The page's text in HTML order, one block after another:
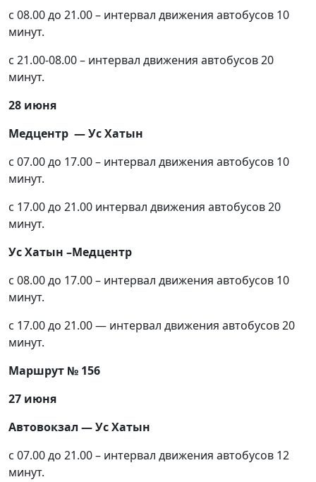
с 08.00 до 21.00 – интервал движения автобусов 10
минут.
с 21.00-08.00 – интервал движения автобусов 20
минут.
28 июня
Медцентр — Ус Хатын
с 07.00 до 17.00 – интервал движения автобусов 10
минут.
с 17.00 до 21.00 интервал движения автобусов 20
минут.
Ус Хатын –Медцентр
с 08.00 до 17.00 – интервал движения автобусов 10
минут.
с 17.00 до 21.00 — интервал движения автобусов 20
минут.
Маршрут № 156
27 июня
Автовокзал — Ус Хатын
с 07.00 до 21.00 – интервал движения автобусов 12
минут.